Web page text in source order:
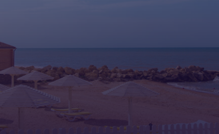
Продвижение и ведение
соц.сетей отеля Tizdar
Family Resort & Spa 5*